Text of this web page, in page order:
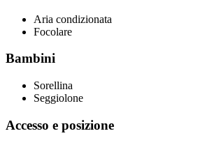
Aria condizionata
Focolare
Bambini
Sorellina
Seggiolone
Accesso e posizione